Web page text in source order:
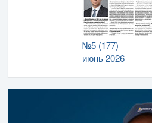
№5 (177)
июнь 2026